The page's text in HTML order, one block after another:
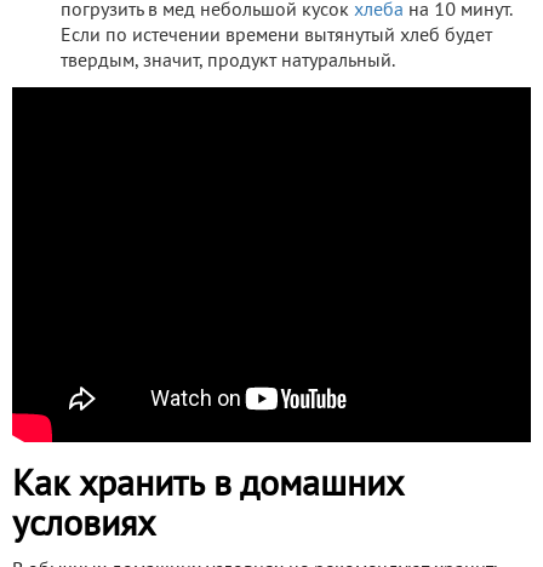
погрузить в мед небольшой кусок хлеба на 10 минут.
Если по истечении времени вытянутый хлеб будет
твердым, значит, продукт натуральный.
Как хранить в домашних
условиях